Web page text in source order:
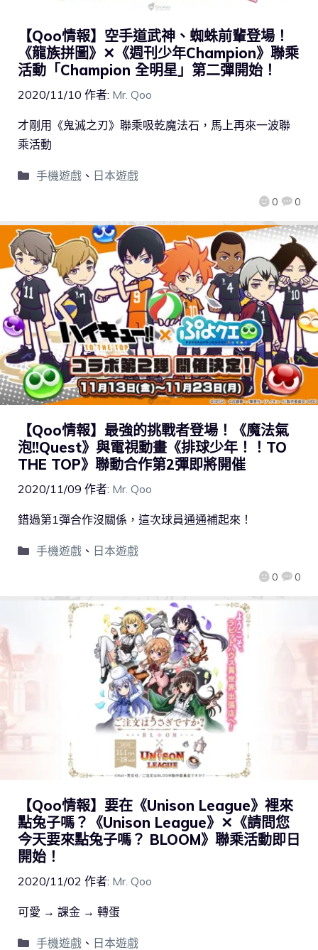
【Qoo情報】空手道武神、蜘蛛前輩登場！
《龍族拼圖》✕《週刊少年Champion》聯乘
活動「Champion 全明星」第二彈開始！
2020/11/10 作者: Mr. Qoo
0 0
才剛用《鬼滅之刃》聯乘吸乾魔法石，馬上再來一波聯
乘活動
手機遊戲、 日本遊戲
【Qoo情報】最強的挑戰者登場！《魔法氣
泡!!Quest》與電視動畫《排球少年！！TO
THE TOP》聯動合作第2彈即將開催
2020/11/09 作者: Mr. Qoo
0 0
錯過第1彈合作沒關係，這次球員通通補起來！
手機遊戲、 日本遊戲
【Qoo情報】要在《Unison League》裡來
點兔子嗎？《Unison League》✕《請問您
今天要來點兔子嗎？ BLOOM》聯乘活動即日
開始！
2020/11/02 作者: Mr. Qoo
可愛 → 課金 → 轉蛋
手機遊戲、 日本遊戲